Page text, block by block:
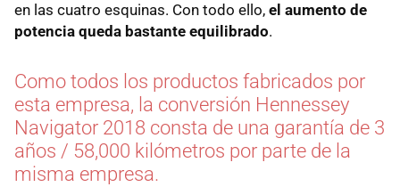
en las cuatro esquinas. Con todo ello, el aumento de
potencia queda bastante equilibrado.
Como todos los productos fabricados por
esta empresa, la conversión Hennessey
Navigator 2018 consta de una garantía de 3
años / 58,000 kilómetros por parte de la
misma empresa.